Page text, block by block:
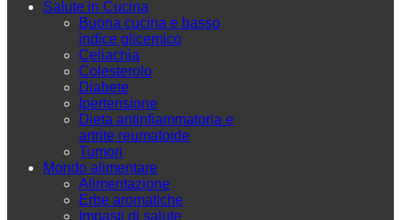
Salute in Cucina
Buona cucina e basso
indice glicemico
Celiachia
Colesterolo
Diabete
Ipertensione
Dieta antinfiammatoria e
artrite reumatoide
Tumori
Mondo alimentare
Alimentazione
Erbe aromatiche
Impasti di salute